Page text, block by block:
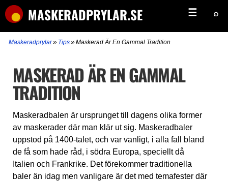
MASKERADPRYLAR.SE ☰ ⌕
Maskeradprylar» Tips»Maskerad Är En Gammal Tradition
MASKERAD ÄR EN GAMMAL
TRADITION
Maskeradbalen är ursprunget till dagens olika former
av maskerader där man klär ut sig. Maskeradbaler
uppstod på 1400-talet, och var vanligt, i alla fall bland
de få som hade råd, i södra Europa, speciellt då
Italien och Frankrike. Det förekommer traditionella
baler än idag men vanligare är det med temafester där